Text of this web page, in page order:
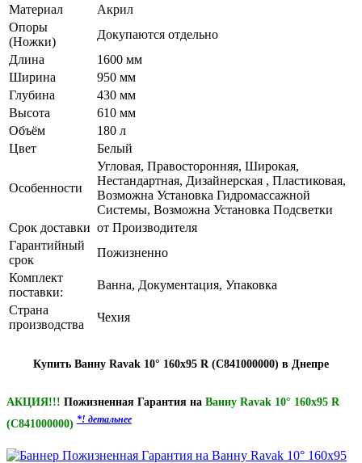
Материал
Акрил
Опоры
(Ножки)
Докупаются отдельно
Длина
1600 мм
Ширина
950 мм
Глубина
430 мм
Высота
610 мм
Объём
180 л
Цвет
Белый
Особенности
Угловая, Правосторонняя, Широкая,
Нестандартная, Дизайнерская , Пластиковая,
Возможна Установка Гидромассажной
Системы, Возможна Установка Подсветки
Срок доставки от Производителя
Гарантийный
срок
Пожизненно
Комплект
поставки:
Ванна, Документация, Упаковка
Страна
производства
Чехия
Купить Ванну Ravak 10° 160x95 R (C841000000) в Днепре
АКЦИЯ!!! Пожизненная Гарантия на Ванну Ravak 10° 160x95 R
(C841000000) *! детальнее